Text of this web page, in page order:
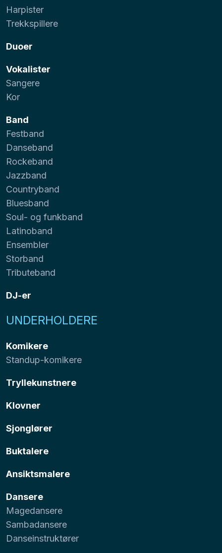
Harpister
Trekkspillere
Duoer
Vokalister
Sangere
Kor
Band
Festband
Danseband
Rockeband
Jazzband
Countryband
Bluesband
Soul- og funkband
Latinoband
Ensembler
Storband
Tributeband
DJ-er
UNDERHOLDERE
Komikere
Standup-komikere
Tryllekunstnere
Klovner
Sjonglører
Buktalere
Ansiktsmalere
Dansere
Magedansere
Sambadansere
Danseinstruktører